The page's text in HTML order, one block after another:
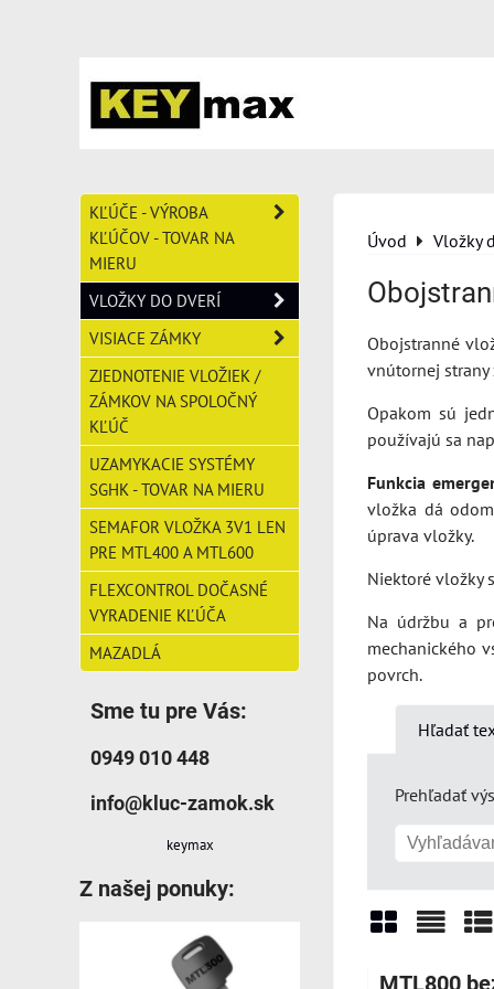
Úvod Vložky
Obojstranné
vnútornej strany
Opakom sú
používajú sa
Funkcia
vložka dá
úprava vložky.
Niektoré vložky
Na údržbu a
mechanického
povrch.
Hľadať
Prehľadať
KĽÚČE - VÝROBA
KĽÚČOV - TOVAR NA
MIERU
VLOŽKY DO DVERÍ
VISIACE ZÁMKY
ZJEDNOTENIE VLOŽIEK /
ZÁMKOV NA SPOLOČNÝ
KĽÚČ
UZAMYKACIE SYSTÉMY
SGHK - TOVAR NA MIERU
SEMAFOR VLOŽKA 3V1 LEN
PRE MTL400 A MTL600
FLEXCONTROL DOČASNÉ
VYRADENIE KĽÚČA
MAZADLÁ
Sme tu pre Vás:
0949 010 448
info@kluc-zamok.sk
keymax
Z našej ponuky: